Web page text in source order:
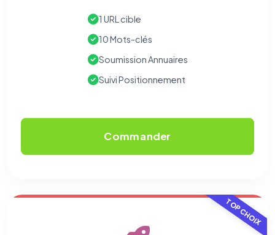
1 URL cible
10 Mots-clés
Soumission Annuaires
Suivi Positionnement
Commander
TOP CHOIX